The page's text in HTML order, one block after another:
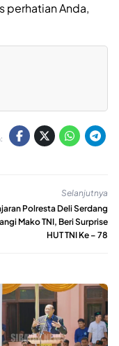
perhatian Anda,
Selanjutnya
Polresta Deli Serdang
Mako TNI, Beri Surprise
HUT TNI Ke – 78